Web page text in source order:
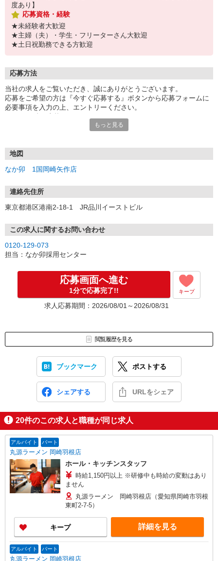
度あり】
応募資格・経験
★未経験者大歓迎
★主婦（夫）・学生・フリーターさん大歓迎
★土日祝勤務できる方歓迎
応募方法
当社の求人をご覧いただき、誠にありがとうございます。
応募をご希望の方は『今すぐ応募する』ボタンから応募フォームに
必要事項を入力の上、エントリーください。
号」など
もっと見る
地図
なか卯 1国岡崎矢作店
連絡先住所
東京都港区港南2-18-1 JR品川イーストビル
この求人に関するお問い合わせ
0120-129-073
担当：なか卯採用センター
応募画面へ進む
1分で応募完了!! キープ
求人応募期間：2026/08/01～2026/08/31
閲覧履歴を見る
ブックマーク ポストする
シェアする URLをシェア
20件のこの求人と職種が同じ求人
アルバイト パート
丸源ラーメン 岡崎羽根店
ホール・キッチンスタッフ
時給1,150円以上 ※研修中も時給の変動はあり
ません
丸源ラーメン 岡崎羽根店（愛知県岡崎市羽根
東町2-7-5）
キープ 詳細を見る
アルバイト パート
丸源ラーメン 岡崎羽根店